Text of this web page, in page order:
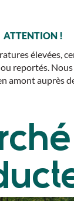
ATTENTION !
élevées,
reportés.
amont auprès